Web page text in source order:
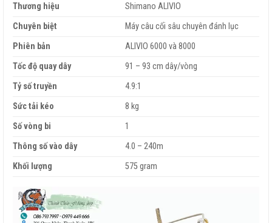
Thương hiệu
Shimano ALIVIO
Chuyên biệt
Máy câu cối sâu chuyên đánh lục
Phiên bản
ALIVIO 6000 và 8000
Tốc độ quay dây
91 – 93 cm dây/vòng
Tỷ số truyền
4.9:1
Sức tải kéo
8 kg
Số vòng bi
1
Thông số vào dây
4.0 – 240m
Khối lượng
575 gram